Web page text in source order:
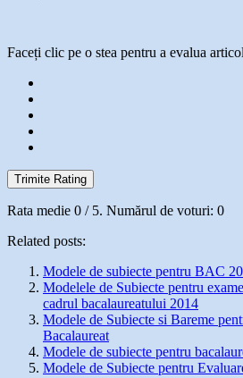
Faceți clic pe o stea pentru a evalua
Trimite Rating
Rata medie 0 / 5. Numărul de voturi: 0
Related posts:
Modele de subiecte pentru BAC
Modelele de Subiecte pentru
cadrul bacalaureatului 2014
Modele de Subiecte si Bareme
Bacalaureat
Modele de subiecte pentru
Modele de Subiecte pentru